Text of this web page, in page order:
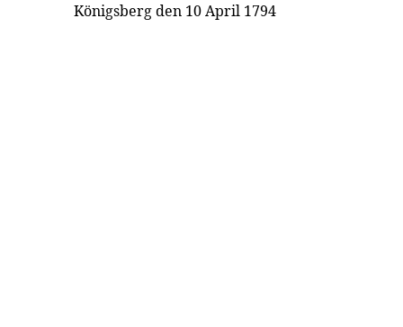
Königsberg den 10 April 1794